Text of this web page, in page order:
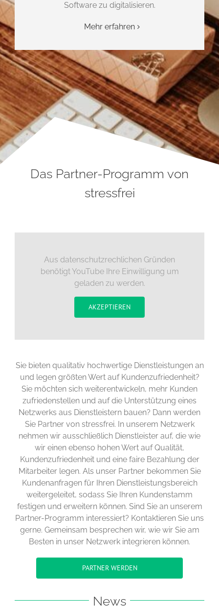
Software zu digitalisieren.
Mehr erfahren
Das Partner-Programm von
stressfrei
Aus datenschutzrechlichen Gründen
benötigt YouTube Ihre Einwilligung um
geladen zu werden.
AKZEPTIEREN
Sie bieten qualitativ hochwertige Dienstleistungen an
und legen größten Wert auf Kundenzufriedenheit?
Sie möchten sich weiterentwickeln, mehr Kunden
zufriedenstellen und auf die Unterstützung eines
Netzwerks aus Dienstleistern bauen? Dann werden
Sie Partner von stressfrei. In unserem Netzwerk
nehmen wir ausschließlich Dienstleister auf, die wie
wir einen ebenso hohen Wert auf Qualität,
Kundenzufriedenheit und eine faire Bezahlung der
Mitarbeiter legen. Als unser Partner bekommen Sie
Kundenanfragen für Ihren Dienstleistungsbereich
weitergeleitet, sodass Sie Ihren Kundenstamm
festigen und erweitern können. Sind Sie an unserem
Partner-Programm interessiert? Kontaktieren Sie uns
gerne. Gemeinsam besprechen wir, wie wir Sie am
Besten in unser Netzwerk integrieren können.
PARTNER WERDEN
News